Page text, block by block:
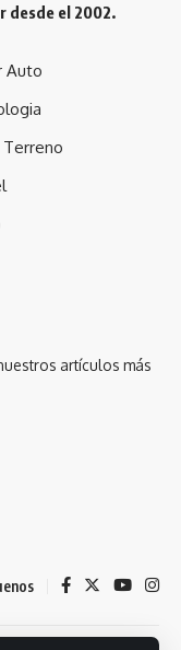
desde el 2002.
Auto
artículos más